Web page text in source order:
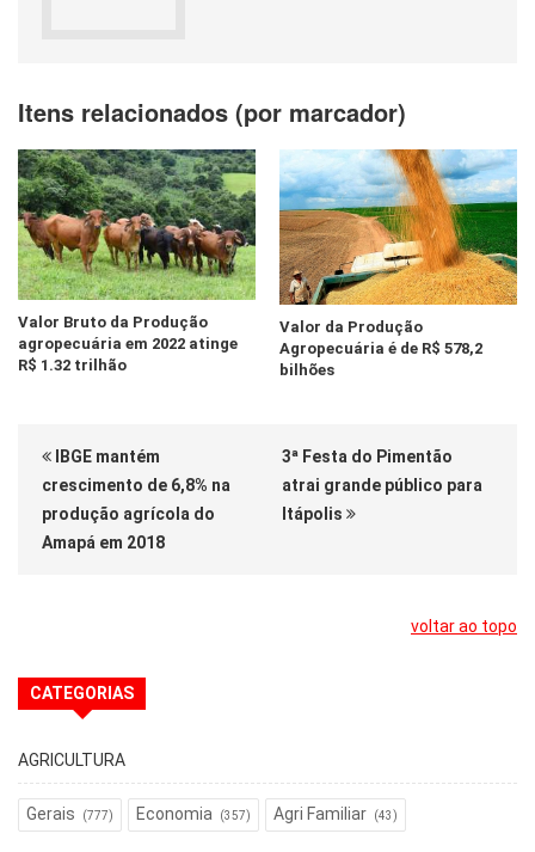
Itens relacionados (por marcador)
Valor Bruto da Produção
agropecuária em 2022 atinge
R$ 1.32 trilhão
Valor da Produção
Agropecuária é de R$ 578,2
bilhões
IBGE mantém
crescimento de 6,8% na
produção agrícola do
Amapá em 2018
3ª Festa do Pimentão
atrai grande público para
Itápolis
voltar ao topo
CATEGORIAS
AGRICULTURA
Gerais (777) Economia (357) Agri Familiar (43)